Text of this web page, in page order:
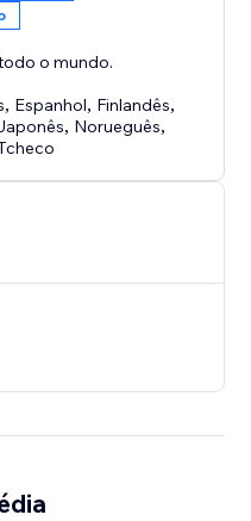
o mundo.
, Espanhol, Finlandês,
, Norueguês,